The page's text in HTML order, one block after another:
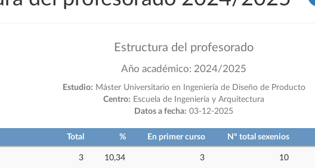
Estructura del profesorado
Año académico: 2024/2025
Estudio: Máster Universitario en Ingeniería de Diseño de Producto
Centro: Escuela de Ingeniería y Arquitectura
Datos a fecha: 03-12-2025
Total % En primer curso Nº total sexenios
3 10,34 3 10